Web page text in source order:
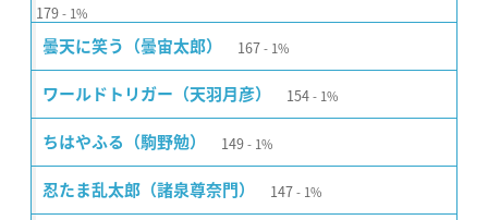
179 1%
曇天に笑う（曇宙太郎） 167 1%
ワールドトリガー（天羽月彦） 154 1%
ちはやふる（駒野勉） 149 1%
忍たま乱太郎（諸泉尊奈門） 147 1%